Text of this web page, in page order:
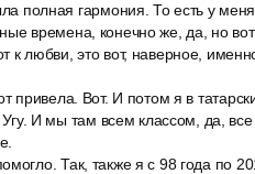
полная гармония. То есть у меня
времена, конечно же, да, но
к любви, это вот, наверное,
привела. Вот. И потом я в
Угу. И мы там всем классом, да,
Так, также я с 98 года по